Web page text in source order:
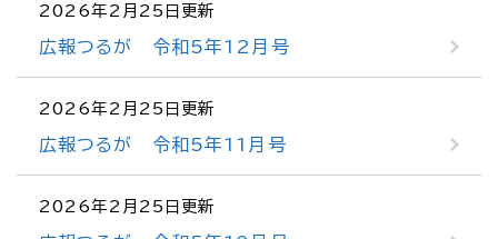
2026年2月25日更新
広報つるが 令和5年12月号
2026年2月25日更新
広報つるが 令和5年11月号
2026年2月25日更新